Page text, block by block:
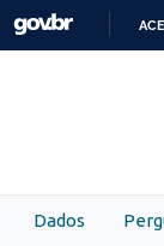
Skip to main content
Dados